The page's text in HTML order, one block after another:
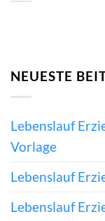
NEUESTE
Lebenslauf
Vorlage
Lebenslauf
Lebenslauf